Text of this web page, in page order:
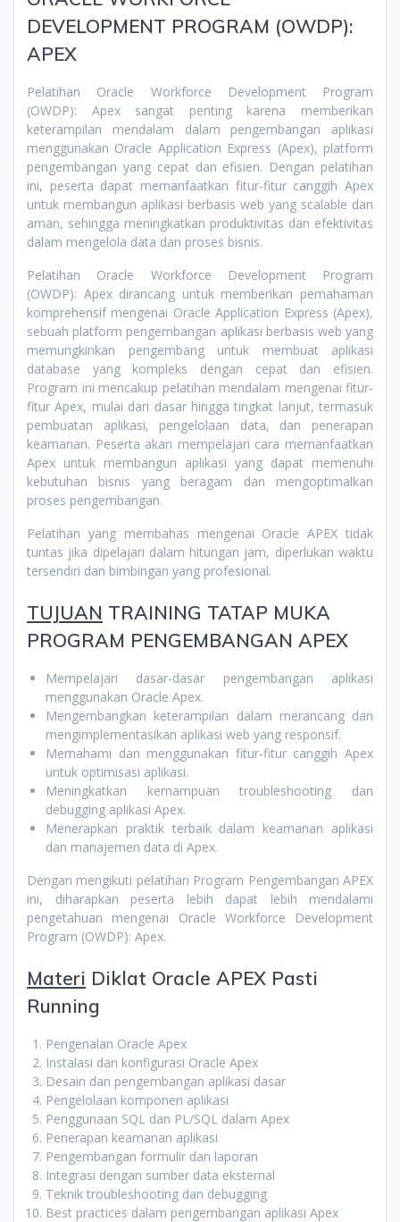
DEVELOPMENT PROGRAM (OWDP):
APEX
Pelatihan Oracle Workforce Development Program
(OWDP): Apex sangat penting karena memberikan
keterampilan mendalam dalam pengembangan aplikasi
menggunakan Oracle Application Express (Apex), platform
pengembangan yang cepat dan efisien. Dengan pelatihan
ini, peserta dapat memanfaatkan fitur-fitur canggih Apex
untuk membangun aplikasi berbasis web yang scalable dan
aman, sehingga meningkatkan produktivitas dan efektivitas
dalam mengelola data dan proses bisnis.
Pelatihan Oracle Workforce Development Program
(OWDP): Apex dirancang untuk memberikan pemahaman
komprehensif mengenai Oracle Application Express (Apex),
sebuah platform pengembangan aplikasi berbasis web yang
memungkinkan pengembang untuk membuat aplikasi
database yang kompleks dengan cepat dan efisien.
Program ini mencakup pelatihan mendalam mengenai fitur-
fitur Apex, mulai dari dasar hingga tingkat lanjut, termasuk
pembuatan aplikasi, pengelolaan data, dan penerapan
keamanan. Peserta akan mempelajari cara memanfaatkan
Apex untuk membangun aplikasi yang dapat memenuhi
kebutuhan bisnis yang beragam dan mengoptimalkan
proses pengembangan.
Pelatihan yang membahas mengenai Oracle APEX tidak
tuntas jika dipelajari dalam hitungan jam, diperlukan waktu
tersendiri dan bimbingan yang profesional.
TUJUAN TRAINING TATAP MUKA
PROGRAM PENGEMBANGAN APEX
Mempelajari dasar-dasar pengembangan aplikasi
menggunakan Oracle Apex.
Mengembangkan keterampilan dalam merancang dan
mengimplementasikan aplikasi web yang responsif.
Memahami dan menggunakan fitur-fitur canggih Apex
untuk optimisasi aplikasi.
Meningkatkan kemampuan troubleshooting dan
debugging aplikasi Apex.
Menerapkan praktik terbaik dalam keamanan aplikasi
dan manajemen data di Apex.
Dengan mengikuti pelatihan Program Pengembangan APEX
ini, diharapkan peserta lebih dapat lebih mendalami
pengetahuan mengenai Oracle Workforce Development
Program (OWDP): Apex.
Materi Diklat Oracle APEX Pasti
Running
Pengenalan Oracle Apex
Instalasi dan konfigurasi Oracle Apex
Desain dan pengembangan aplikasi dasar
Pengelolaan komponen aplikasi
Penggunaan SQL dan PL/SQL dalam Apex
Penerapan keamanan aplikasi
Pengembangan formulir dan laporan
Integrasi dengan sumber data eksternal
Teknik troubleshooting dan debugging
Best practices dalam pengembangan aplikasi Apex